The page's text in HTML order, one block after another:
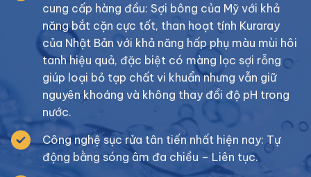
cung cấp hàng đầu: Sợi bông của Mỹ với khả
năng bắt cặn cực tốt, than hoạt tính Kuraray
của Nhật Bản với khả năng hấp phụ màu mùi hôi
tanh hiệu quả, đặc biệt có màng lọc sợi rỗng
giúp loại bỏ tạp chất vi khuẩn nhưng vẫn giữ
nguyên khoáng và không thay đổi độ pH trong
nước.
Công nghệ sục rửa tân tiến nhất hiện nay: Tự
động bằng sóng âm đa chiều – Liên tục.